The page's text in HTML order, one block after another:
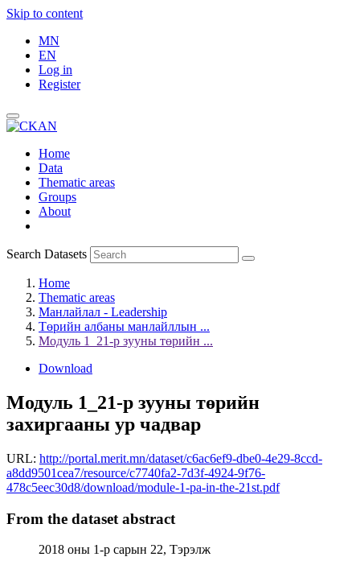
Skip to content
MN
EN
Log in
Register
Home
Data
Thematic areas
Groups
About
Search Datasets
Home
Thematic areas
Манлайлал - Leadership
Төрийн албаны манлайллын ...
Модуль 1_21-р зууны төрийн ...
Download
Модуль 1_21-р зууны төрийн
захиргааны ур чадвар
URL: http://portal.merit.mn/dataset/c6ac6ef9-dbe0-4e29-8ccd-
a8dd9501cea7/resource/c7740fa2-7d3f-4924-9f76-
478c5eec30d8/download/module-1-pa-in-the-21st.pdf
From the dataset abstract
2018 оны 1-р сарын 22, Тэрэлж